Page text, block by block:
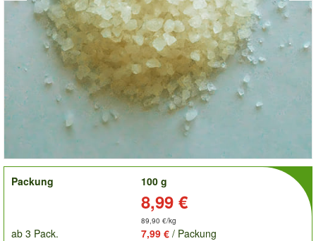
order
Packung
100 g
8,99 €
89,90 €/kg
ab 3 Pack. 7,99 € / Packung